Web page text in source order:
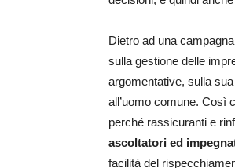
Dietro ad una
sulla gestione delle
argomentative, sulla
all’uomo comune. Così
perché rassicuranti e
ascoltatori ed
facilità del